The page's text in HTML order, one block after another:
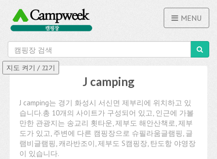
MENU
J camping
J camping는 경기 화성시 서신면 제부리에 위치하고 있
습니다.총 10개의 사이트가 구성되어 있고, 인근에 가볼
만한 관광지는 송교리 횟타운, 제부도 해안산책로, 제부
도가 있고, 주변에 다른 캠핑장으로 슈필라움글램핑, 글
램비글램핑, 캐라반조이, 제부도 S캠핑장, 탄도항 야영장
이 있습니다.